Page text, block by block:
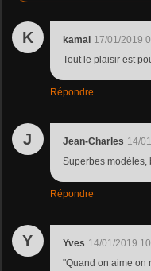
K kamal 17/01/2019
Tout le plaisir est
Répondre
J Jean-Charles 14/
Superbes modèles,
Répondre
Y Yves 14/01/2019
"Quand on aime on